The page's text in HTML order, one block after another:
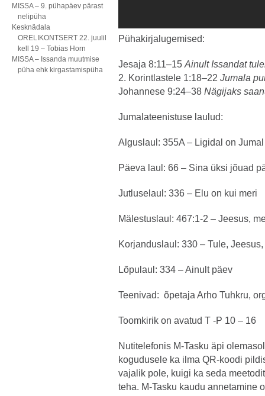
MISSA – 9. pühapäev pärast
nelipüha
Kesknädala
ORELIKONTSERT 22. juulil
kell 19 – Tobias Horn
MISSA – Issanda muutmise
püha ehk kirgastamispüha
Pühakirjalugemised:
Jesaja 8:11–15 Ainult Issandat
2. Korintlastele 1:18–22 Jumala
Johannese 9:24–38 Nägijaks
Jumalateenistuse laulud:
Alguslaul: 355A – Ligidal on Jumal
Päeva laul: 66 – Sina üksi jõuad
Jutluselaul: 336 – Elu on kui meri
Mälestuslaul: 467:1-2 – Jeesus,
Korjanduslaul: 330 – Tule,
Lõpulaul: 334 – Ainult päev
Teenivad: õpetaja Arho Tuhkru,
Toomkirik on avatud T -P 10 – 16
Nutitelefonis M-Tasku äpi
kogudusele ka ilma QR-koodi
vajalik pole, kuigi ka seda
teha. M-Tasku kaudu annetamine